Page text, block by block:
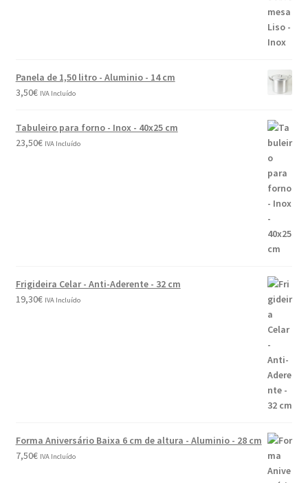
Panela de 1,50 litro - Aluminio - 14 cm
3,50€ IVA Incluído
Tabuleiro para forno - Inox - 40x25 cm
23,50€ IVA Incluído
Frigideira Celar - Anti-Aderente - 32 cm
19,30€ IVA Incluído
Forma Aniversário Baixa 6 cm de altura - Aluminio - 28 cm
7,50€ IVA Incluído